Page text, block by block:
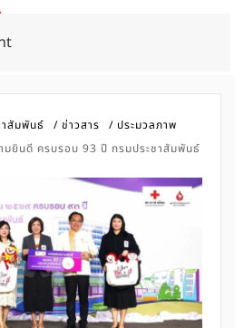
าสัมพันธ์ ข่าวสาร
ประมวลภาพ
มยินดี ครบรอบ 93 ปี กรมประชาสัมพันธ์